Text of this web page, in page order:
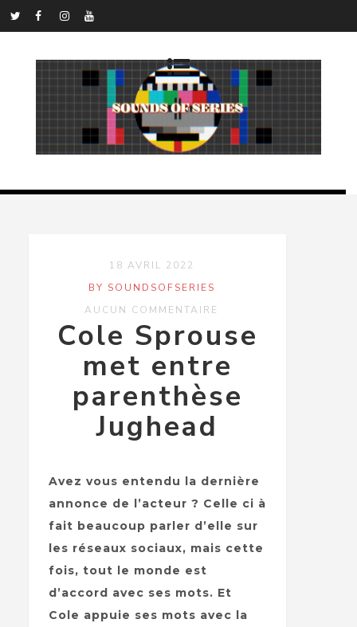
18 AVRIL 2022
BY SOUNDSOFSERIES
AUCUN COMMENTAIRE
Cole Sprouse
met entre
parenthèse
Jughead
Avez vous entendu la dernière
annonce de l’acteur ? Celle ci à
fait beaucoup parler d’elle sur
les réseaux sociaux, mais cette
fois, tout le monde est
d’accord avec ses mots. Et
Cole appuie ses mots avec la